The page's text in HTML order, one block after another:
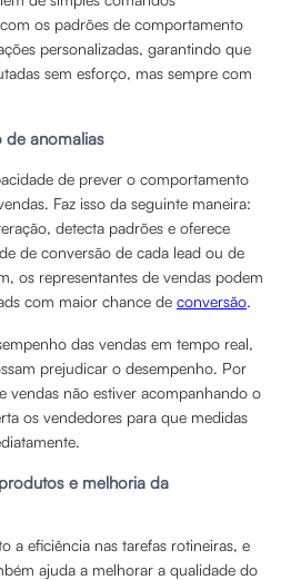
os padrões de comportamento
personalizadas, garantindo que
sem esforço, mas sempre com
de anomalias
de prever o comportamento
Faz isso da seguinte maneira:
detecta padrões e oferece
de conversão de cada lead ou de
os representantes de vendas podem
com maior chance de conversão.
das vendas em tempo real,
prejudicar o desempenho. Por
vendas não estiver acompanhando o
os vendedores para que medidas
e melhoria da
a eficiência nas tarefas rotineiras, e
ajuda a melhorar a qualidade do